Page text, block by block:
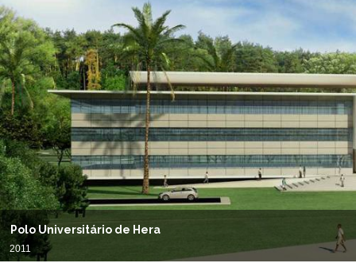
Polo Universitário de Hera
2011